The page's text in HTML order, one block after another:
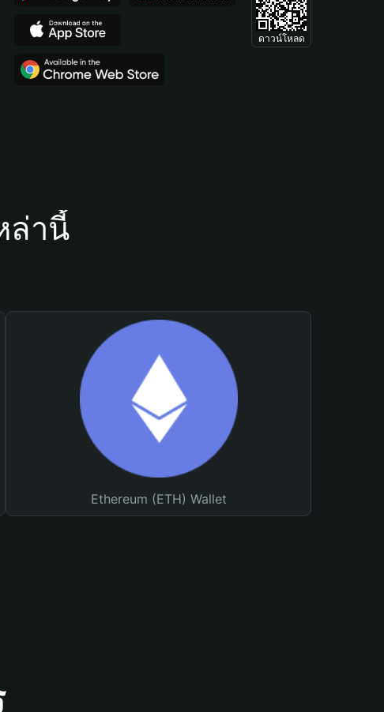
ดาวน์โหลด
ล่านี้
Ethereum (ETH) Wallet